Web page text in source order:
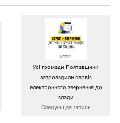
Усі громади Полтавщини
запровадили сервіс
електронного звернення до
влади
Следующая запись